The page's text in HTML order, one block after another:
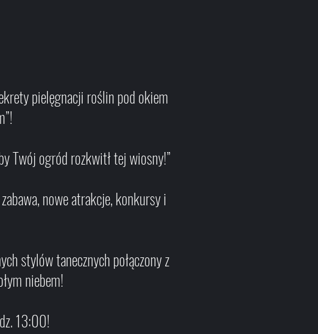
pielęgnacji roślin pod okiem
ogród rozkwitł tej wiosny!”
nowe atrakcje, konkursy i
stylów tanecznych połączony z
niebem!
13:00!